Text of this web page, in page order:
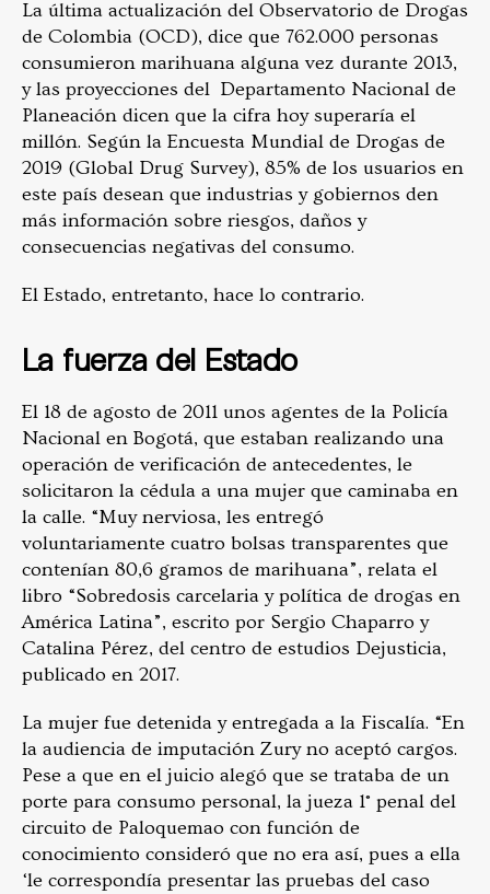
La última actualización del Observatorio de Drogas
de Colombia (OCD), dice que 762.000 personas
consumieron marihuana alguna vez durante 2013,
y las proyecciones del Departamento Nacional de
Planeación dicen que la cifra hoy superaría el
millón. Según la Encuesta Mundial de Drogas de
2019 (Global Drug Survey), 85% de los usuarios en
este país desean que industrias y gobiernos den
más información sobre riesgos, daños y
consecuencias negativas del consumo.
El Estado, entretanto, hace lo contrario.
La fuerza del Estado
El 18 de agosto de 2011 unos agentes de la Policía
Nacional en Bogotá, que estaban realizando una
operación de verificación de antecedentes, le
solicitaron la cédula a una mujer que caminaba en
la calle. “Muy nerviosa, les entregó
voluntariamente cuatro bolsas transparentes que
contenían 80,6 gramos de marihuana”, relata el
libro “Sobredosis carcelaria y política de drogas en
América Latina”, escrito por Sergio Chaparro y
Catalina Pérez, del centro de estudios Dejusticia,
publicado en 2017.
La mujer fue detenida y entregada a la Fiscalía. “En
la audiencia de imputación Zury no aceptó cargos.
Pese a que en el juicio alegó que se trataba de un
porte para consumo personal, la jueza 1° penal del
circuito de Paloquemao con función de
conocimiento consideró que no era así, pues a ella
‘le correspondía presentar las pruebas del caso